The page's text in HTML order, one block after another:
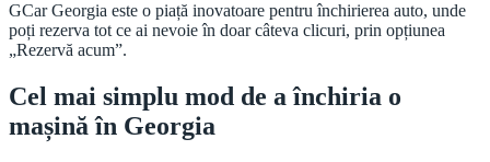
GCar Georgia este o piață inovatoare pentru închirierea auto, unde
poți rezerva tot ce ai nevoie în doar câteva clicuri, prin opțiunea
„Rezervă acum”.
Cel mai simplu mod de a închiria o
mașină în Georgia